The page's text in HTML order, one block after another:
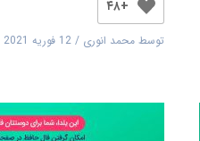
+۴۸
توسط محمد انوری 12 فوریه 2021